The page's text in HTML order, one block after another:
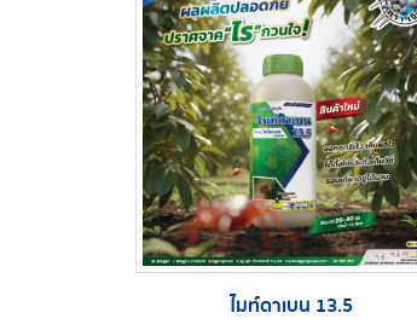
ไมท์ดาเบน 13.5